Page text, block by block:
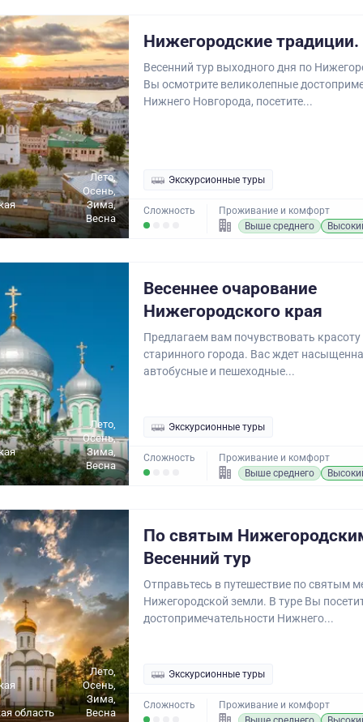
Лето,
Осень,
Зима,
Весна
Нижегородские традиции.
Весенний тур выходного дня по
Вы осмотрите великолепные
Нижнего Новгорода, посетите...
Экскурсионные туры
Сложность
Проживание и комфорт
Выше среднего
Лето,
Осень,
Зима,
Весна
Весеннее очарование
Нижегородского края
Предлагаем вам почувствовать
старинного города. Вас ждет
автобусные и пешеходные...
Экскурсионные туры
Сложность
Проживание и комфорт
Выше среднего
область
Лето,
Осень,
Зима,
Весна
По святым
Весенний тур
Отправьтесь в путешествие по святым
Нижегородской земли. В туре Вы
достопримечательности Нижнего...
Экскурсионные туры
Сложность
Проживание и комфорт